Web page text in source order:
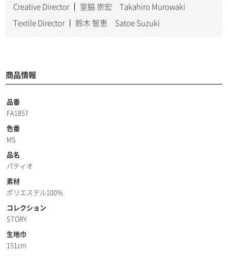
Creative Director 室脇 崇宏 Takahiro Murowaki
Textile Director 鈴木 智恵 Satoe Suzuki
商品情報
品番
FA1857
色番
MS
品名
パティオ
素材
ポリエステル100%
コレクション
STORY
生地巾
151cm